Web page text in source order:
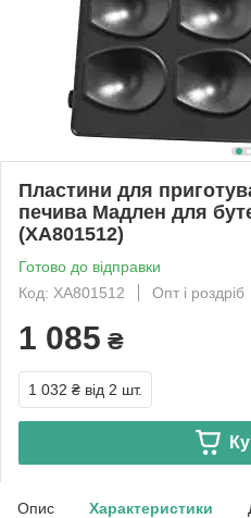
Пластини для
печива Мадлен для
(XA801512)
Готово до відправки
Код: XA801512
Опт і роздріб
1 085 ₴
1 032 ₴ від 2 шт.
Опис Характеристики